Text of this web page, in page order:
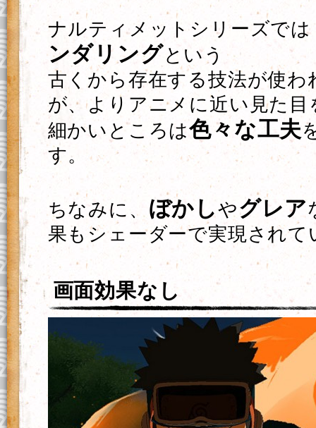
ナルティメットシリーズでは
ンダリングという
古くから存在する技法が使わ
が、よりアニメに近い見た
細かいところは色々な工夫
す。
ちなみに、 ぼかしやグレア
果もシェーダーで実現されて
画面効果なし